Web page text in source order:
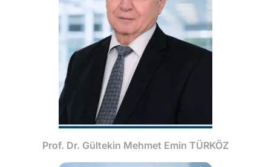
Prof. Dr. Gültekin Mehmet Emin TÜRKÖZ